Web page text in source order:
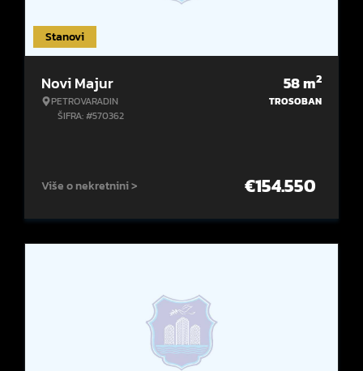
Stanovi
Novi Majur
PETROVARADIN
ŠIFRA: #570362
58m2
TROSOBAN
Više o nekretnini > €154.550